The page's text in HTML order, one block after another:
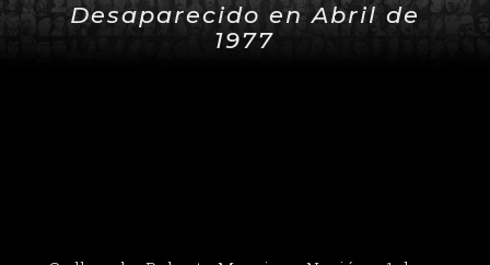
Desaparecido en Abril de
1977